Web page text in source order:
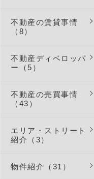
不動産の賃貸事情
（8）
不動産ディベロッパ
ー（5）
不動産の売買事情
（43）
エリア・ストリート
紹介（3）
物件紹介（31）